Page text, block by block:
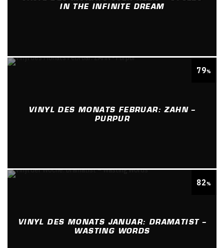
IN THE INFINITE DREAM
79%
VINYL DES MONATS FEBRUAR: ZAHN –
PURPUR
82%
VINYL DES MONATS JANUAR: DRAMATIST –
WASTING WORDS